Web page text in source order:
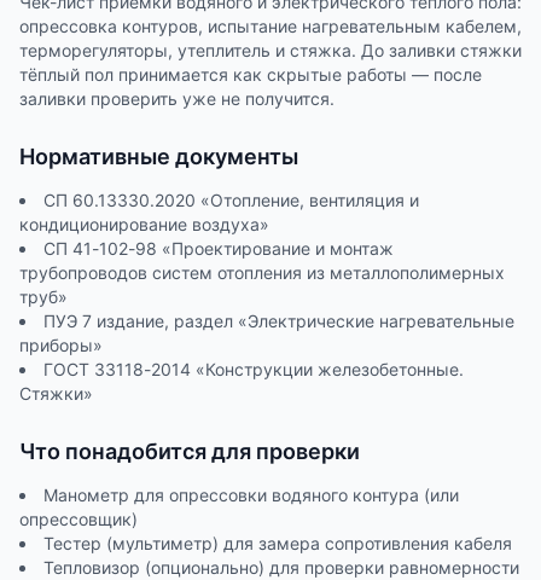
опрессовка контуров, испытание нагревательным кабелем,
терморегуляторы, утеплитель и стяжка. До заливки стяжки
тёплый пол принимается как скрытые работы — после
заливки проверить уже не получится.
Нормативные документы
СП 60.13330.2020 «Отопление, вентиляция и
кондиционирование воздуха»
СП 41-102-98 «Проектирование и монтаж
трубопроводов систем отопления из металлополимерных
труб»
ПУЭ 7 издание, раздел «Электрические нагревательные
приборы»
ГОСТ 33118-2014 «Конструкции железобетонные.
Стяжки»
Что понадобится для проверки
Манометр для опрессовки водяного контура (или
опрессовщик)
Тестер (мультиметр) для замера сопротивления кабеля
Тепловизор (опционально) для проверки равномерности